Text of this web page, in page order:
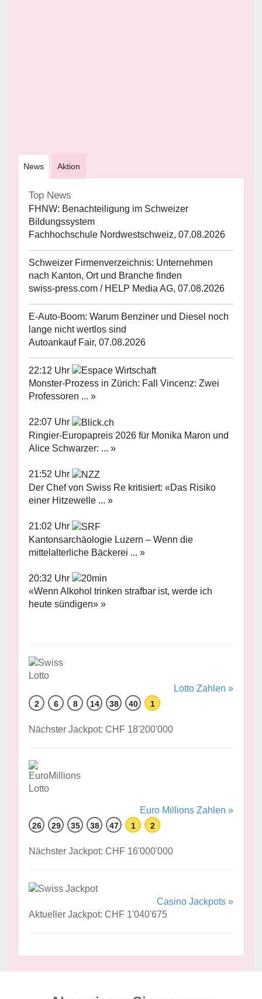
News Aktion
Top News
FHNW: Benachteiligung im Schweizer
Bildungssystem
Fachhochschule Nordwestschweiz, 07.08.2026
Schweizer Firmenverzeichnis: Unternehmen
nach Kanton, Ort und Branche finden
swiss-press.com / HELP Media AG, 07.08.2026
E-Auto-Boom: Warum Benziner und Diesel noch
lange nicht wertlos sind
Autoankauf Fair, 07.08.2026
22:12 Uhr
Monster-Prozess in Zürich: Fall Vincenz: Zwei
Professoren ... »
22:07 Uhr
Ringier-Europapreis 2026 für Monika Maron und
Alice Schwarzer: ... »
21:52 Uhr
Der Chef von Swiss Re kritisiert: «Das Risiko
einer Hitzewelle ... »
21:02 Uhr
Kantonsarchäologie Luzern – Wenn die
mittelalterliche Bäckerei ... »
20:32 Uhr
«Wenn Alkohol trinken strafbar ist, werde ich
heute sündigen» »
Lotto Zahlen »
2 6 8 14 38 40 1
Nächster Jackpot: CHF 18'200'000
Euro Millions Zahlen »
26 29 35 38 47 1 2
Nächster Jackpot: CHF 16'000'000
Casino Jackpots »
Aktueller Jackpot: CHF 1'040'675